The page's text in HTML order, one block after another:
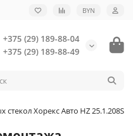
BYN
+375 (29) 189-88-04
+375 (29) 189-88-49
Хорекс Авто HZ 25.1.208S